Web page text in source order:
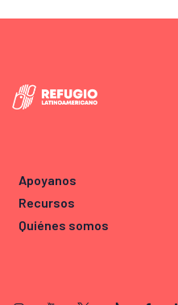
Apoyanos
Recursos
Quiénes somos